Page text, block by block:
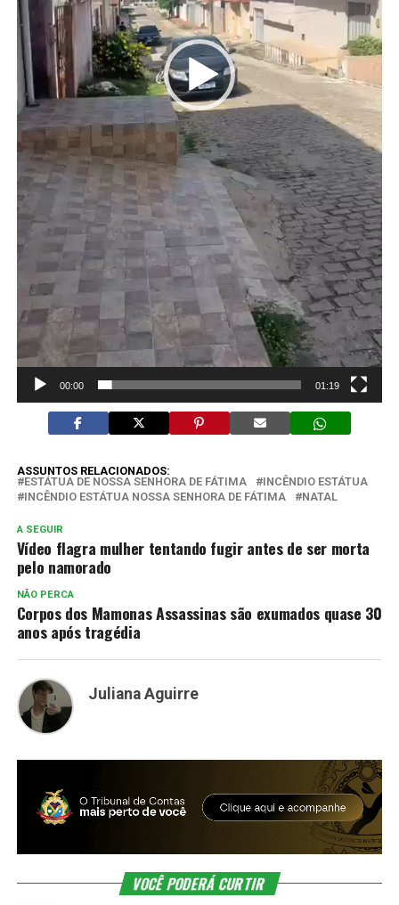
00:00 01:19
ASSUNTOS RELACIONADOS:
ESTÁTUA DE NOSSA SENHORA DE FÁTIMA
INCÊNDIO ESTÁTUA
INCÊNDIO ESTÁTUA NOSSA SENHORA DE FÁTIMA
NATAL
A SEGUIR
Vídeo flagra mulher tentando fugir antes de ser morta
pelo namorado
NÃO PERCA
Corpos dos Mamonas Assassinas são exumados quase 30
anos após tragédia
Juliana Aguirre
VOCÊ PODERÁ CURTIR